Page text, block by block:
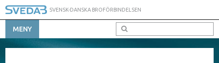
SVENSK-DANSKA BROFÖRBINDELSEN
MENY